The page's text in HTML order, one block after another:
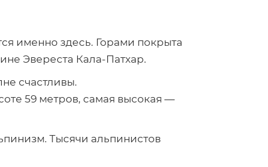
именно здесь. Горами покрыта
Эвереста Кала-Патхар.
счастливы.
59 метров, самая высокая —
Тысячи альпинистов